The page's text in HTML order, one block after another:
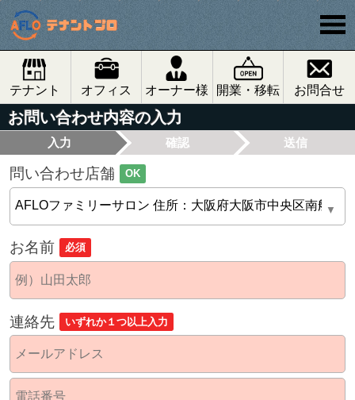
テナント オフィス オーナー様 開業・移転 お問合せ
お問い合わせ内容の入力
入力 確認 送信
問い合わせ店舗 OK
お名前 必須
連絡先 いずれか１つ以上入力